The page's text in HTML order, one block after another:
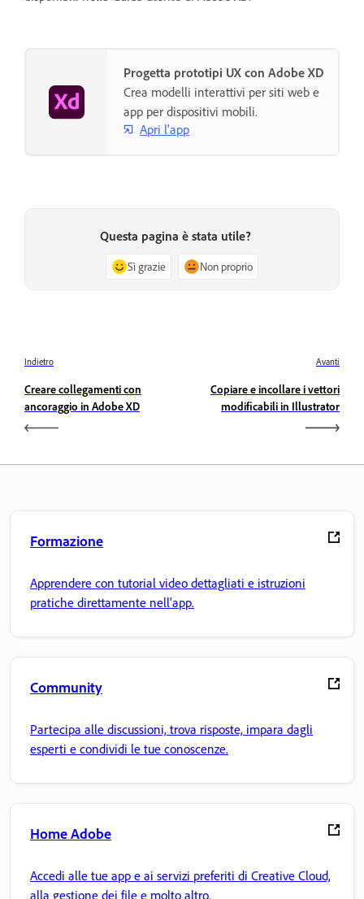
Progetta prototipi UX con Adobe XD
Crea modelli interattivi per siti web e
app per dispositivi mobili.
Apri l'app
Questa pagina è stata utile?
Sì grazie Non proprio
Indietro
Creare collegamenti con
ancoraggio in Adobe XD
Avanti
Copiare e incollare i vettori
modificabili in Illustrator
Formazione
Apprendere con tutorial video dettagliati e istruzioni
pratiche direttamente nell'app.
Community
Partecipa alle discussioni, trova risposte, impara dagli
esperti e condividi le tue conoscenze.
Home Adobe
Accedi alle tue app e ai servizi preferiti di Creative Cloud,
alla gestione dei file e molto altro.